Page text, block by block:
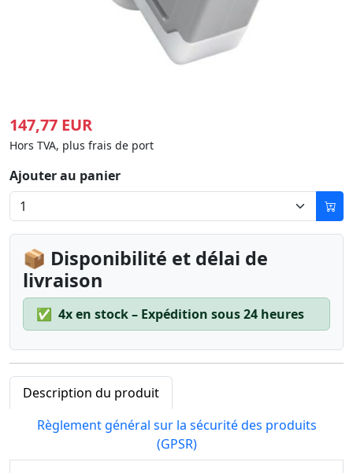
147,77 EUR
Hors TVA, plus frais de port
Ajouter au panier
📦 Disponibilité et délai de
livraison
✅ 4x en stock – Expédition sous 24 heures
Description du produit
Règlement général sur la sécurité des produits
(GPSR)